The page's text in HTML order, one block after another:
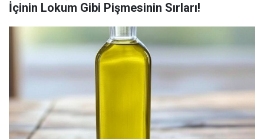
İçinin Lokum Gibi Pişmesinin Sırları!